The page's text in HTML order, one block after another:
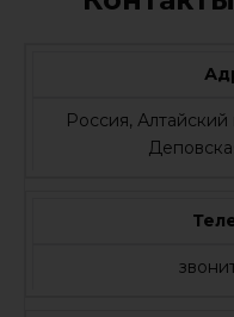
Россия,